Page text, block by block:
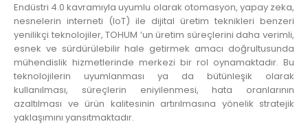
Endüstri 4.0 kavramıyla uyumlu olarak otomasyon, yapay zeka,
nesnelerin interneti (IoT) ile dijital üretim teknikleri benzeri
yenilikçi teknolojiler, TOHUM ’un üretim süreçlerini daha verimli,
esnek ve sürdürülebilir hale getirmek amacı doğrultusunda
mühendislik hizmetlerinde merkezi bir rol oynamaktadır. Bu
teknolojilerin uyumlanması ya da bütünleşik olarak
kullanılması, süreçlerin eniyilenmesi, hata oranlarının
azaltılması ve ürün kalitesinin artırılmasına yönelik stratejik
yaklaşımını yansıtmaktadır.